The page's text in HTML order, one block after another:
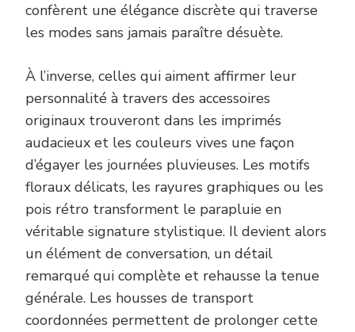
confèrent une élégance discrète qui traverse
les modes sans jamais paraître désuète.
À l’inverse, celles qui aiment affirmer leur
personnalité à travers des accessoires
originaux trouveront dans les imprimés
audacieux et les couleurs vives une façon
d’égayer les journées pluvieuses. Les motifs
floraux délicats, les rayures graphiques ou les
pois rétro transforment le parapluie en
véritable signature stylistique. Il devient alors
un élément de conversation, un détail
remarqué qui complète et rehausse la tenue
générale. Les housses de transport
coordonnées permettent de prolonger cette